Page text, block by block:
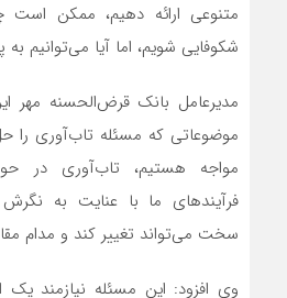
متنوعی ارائه دهیم، ممکن
شکوفایی شویم، اما آیا می‌توانیم به
مدیرعامل بانک قرض‌الحسنه مهر
موضوعاتی که مسئله تاب‌آوری را
مواجه هستیم، تاب‌آوری در
فرآیندهای ما با عنایت به
سخت می‌تواند تغییر کند و مدام
وی افزود: این مسئله نیازمند